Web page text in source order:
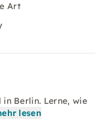
Art
Berlin. Lerne, wie
lesen